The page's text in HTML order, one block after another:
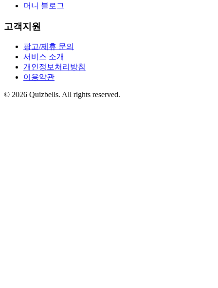
머니 블로그
고객지원
광고/제휴 문의
서비스 소개
개인정보처리방침
이용약관
© 2026 Quizbells. All rights reserved.